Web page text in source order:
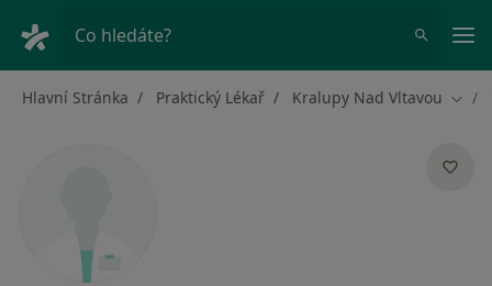
Co hledáte?
Hlavní Stránka Praktický Lékař Kralupy Nad Vltavou